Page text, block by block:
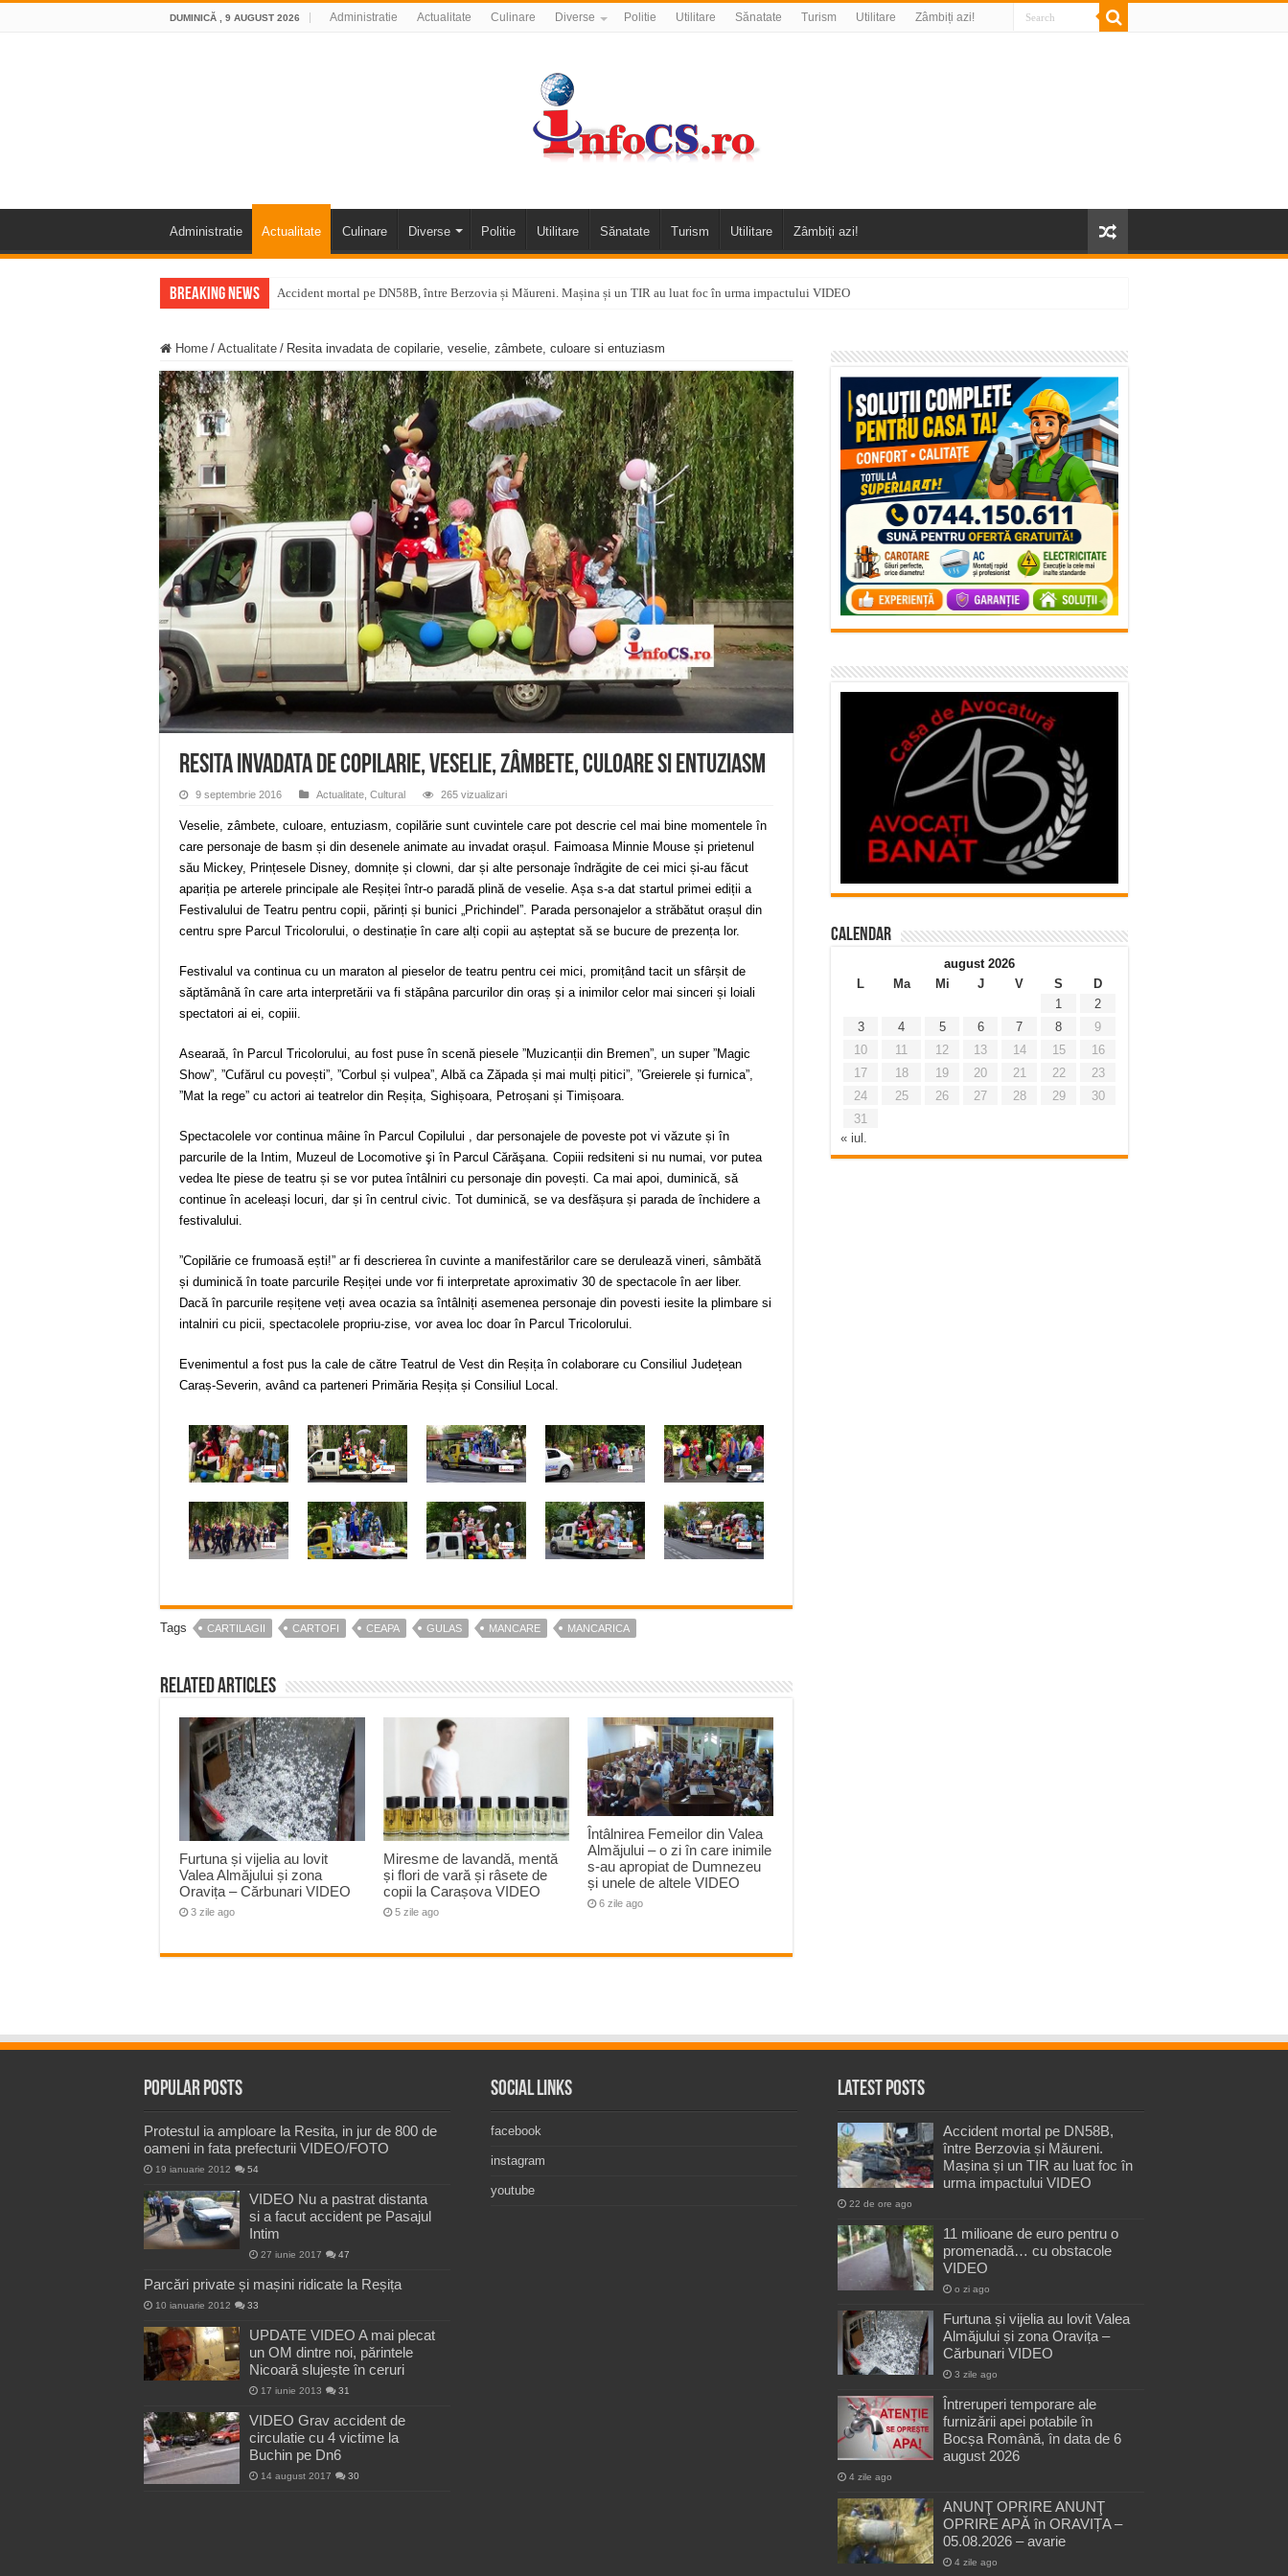
DUMINICĂ , 9 AUGUST 2026 Administratie Actualitate Culinare Diverse Politie Utilitare Sănatate Turism Utilitare Zâmbiți azi!
Administratie Actualitate Culinare Diverse Politie Utilitare Sănatate Turism Utilitare Zâmbiți azi!
Breaking News Accident mortal pe DN58B, între Berzovia și Măureni. Mașina și un TIR au luat foc în urma impactului VIDEO
Furtuna și vijelia au lovit Valea Almăjului și zona Oravița – Cărbunari VIDEO
Întreruperi temporare ale furnizării apei potabile în Bocșa Română, în data de 6 august 2026
ANUNŢ OPRIRE ANUNŢ OPRIRE APĂ în ORAVIȚA – 05.08.2026 – avarie
Anunț important – Închidere temporară Podul de Piatră din Herculane
Ștrandul Termal Ring din Oravița – locul unde natura a ascuns un izvor de sănătate VIDEO
Miresme de lavandă, mentă și flori de vară și râsete de copii la Carașova VIDEO
ANUNȚ OPRIRE APĂ în Reșița – avarie – 04.08.2026 – str. Văliugului și Plastomet
ANUNŢ OPRIRE APĂ în CARANSEBEȘ – 04.08.2026 – avarie – Calea Severinului
Home / Actualitate / Resita invadata de copilarie, veselie, zâmbete, culoare si entuziasm
Resita invadata de copilarie, veselie, zâmbete, culoare si entuziasm
9 septembrie 2016 Actualitate Cultural 265 vizualizari
Veselie, zâmbete, culoare, entuziasm, copilărie sunt cuvintele care pot descrie cel mai bine momentele în
care personaje de basm și din desenele animate au invadat orașul. Faimoasa Minnie Mouse și prietenul
său Mickey, Prințesele Disney, domnițe și clowni, dar și alte personaje îndrăgite de cei mici și-au făcut
apariția pe arterele principale ale Reșiței într-o paradă plină de veselie. Așa s-a dat startul primei ediții a
Festivalului de Teatru pentru copii, părinți și bunici „Prichindel”. Parada personajelor a străbătut orașul din
centru spre Parcul Tricolorului, o destinație în care alți copii au așteptat să se bucure de prezența lor.
Festivalul va continua cu un maraton al pieselor de teatru pentru cei mici, promițând tacit un sfârșit de
săptămână în care arta interpretării va fi stăpâna parcurilor din oraș și a inimilor celor mai sinceri și loiali
spectatori ai ei, copiii.
Asearaă, în Parcul Tricolorului, au fost puse în scenă piesele ”Muzicanții din Bremen”, un super ”Magic
Show”, ”Cufărul cu povești”, ”Corbul și vulpea”, Albă ca Zăpada și mai mulți pitici”, ”Greierele și furnica”,
”Mat la rege” cu actori ai teatrelor din Reșița, Sighișoara, Petroșani și Timișoara.
Spectacolele vor continua mâine în Parcul Copilului , dar personajele de poveste pot vi văzute și în
parcurile de la Intim, Muzeul de Locomotive şi în Parcul Cărăşana. Copiii redsiteni si nu numai, vor putea
vedea lte piese de teatru și se vor putea întâlniri cu personaje din povești. Ca mai apoi, duminică, să
continue în aceleași locuri, dar și în centrul civic. Tot duminică, se va desfășura și parada de închidere a
festivalului.
”Copilărie ce frumoasă ești!” ar fi descrierea în cuvinte a manifestărilor care se derulează vineri, sâmbătă
și duminică în toate parcurile Reșiței unde vor fi interpretate aproximativ 30 de spectacole în aer liber.
Dacă în parcurile reșițene veți avea ocazia sa întâlniți asemenea personaje din povesti iesite la plimbare si
intalniri cu picii, spectacolele propriu-zise, vor avea loc doar în Parcul Tricolorului.
Evenimentul a fost pus la cale de către Teatrul de Vest din Reșița în colaborare cu Consiliul Județean
Caraș-Severin, având ca parteneri Primăria Reșița și Consiliul Local.
Tags CARTILAGII CARTOFI CEAPA GULAS MANCARE MANCARICA
Related Articles
Furtuna și vijelia au lovit
Valea Almăjului și zona
Oravița – Cărbunari VIDEO
3 zile ago
Miresme de lavandă, mentă
și flori de vară și râsete de
copii la Carașova VIDEO
5 zile ago
Întâlnirea Femeilor din Valea
Almăjului – o zi în care inimile
s-au apropiat de Dumnezeu
și unele de altele VIDEO
6 zile ago
Calendar
august 2026
L
Ma Mi J V S
D
1
2
3
4 5 6 7 8
9
10
11 12 13 14 15
16
17
18 19 20 21 22
23
24
25 26 27 28 29
30
31
« iul.
Popular Posts
Protestul ia amploare la Resita, in jur de 800 de
oameni in fata prefecturii VIDEO/FOTO
19 ianuarie 2012 54
VIDEO Nu a pastrat distanta
si a facut accident pe Pasajul
Intim
27 iunie 2017 47
Parcări private și mașini ridicate la Reșița
10 ianuarie 2012 33
UPDATE VIDEO A mai plecat
un OM dintre noi, părintele
Nicoară slujește în ceruri
17 iunie 2013 31
VIDEO Grav accident de
circulatie cu 4 victime la
Buchin pe Dn6
14 august 2017 30
Social Links
facebook
instagram
youtube
Latest Posts
Accident mortal pe DN58B,
între Berzovia și Măureni.
Mașina și un TIR au luat foc în
urma impactului VIDEO
22 de ore ago
11 milioane de euro pentru o
promenadă… cu obstacole
VIDEO
o zi ago
Furtuna și vijelia au lovit Valea
Almăjului și zona Oravița –
Cărbunari VIDEO
3 zile ago
Întreruperi temporare ale
furnizării apei potabile în
Bocșa Română, în data de 6
august 2026
4 zile ago
ANUNŢ OPRIRE ANUNŢ
OPRIRE APĂ în ORAVIȚA –
05.08.2026 – avarie
4 zile ago